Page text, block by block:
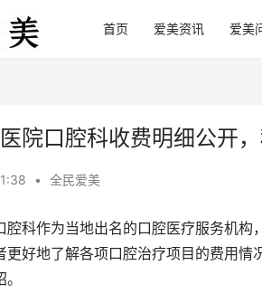
首页 爱美资讯 爱美
院口腔科收费明细公开
• 全民爱美
腔科作为当地出名的口腔医疗服务机构
更好地了解各项口腔治疗项目的费用